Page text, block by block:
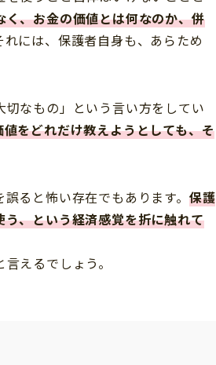
く、お金の価値とは何なのか、併
には、保護者自身も、あらため
なもの」という言い方をしてい
をどれだけ教えようとしても、そ
ると怖い存在でもあります。 保護
、という経済感覚を折に触れて
えるでしょう。